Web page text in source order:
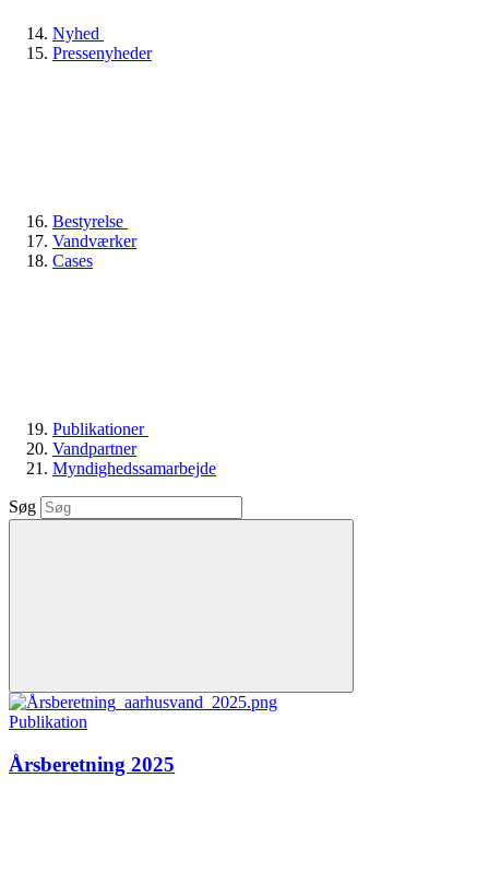
Nyhed
Pressenyheder
Bestyrelse
Vandværker
Cases
Publikationer
Vandpartner
Myndighedssamarbejde
Søg
Publikation
Årsberetning 2025